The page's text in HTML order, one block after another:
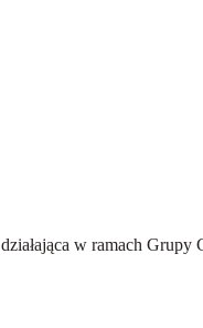
działająca w ramach